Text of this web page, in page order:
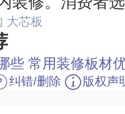
大芯板
些 常用装修板材
纠错/删除 版权声